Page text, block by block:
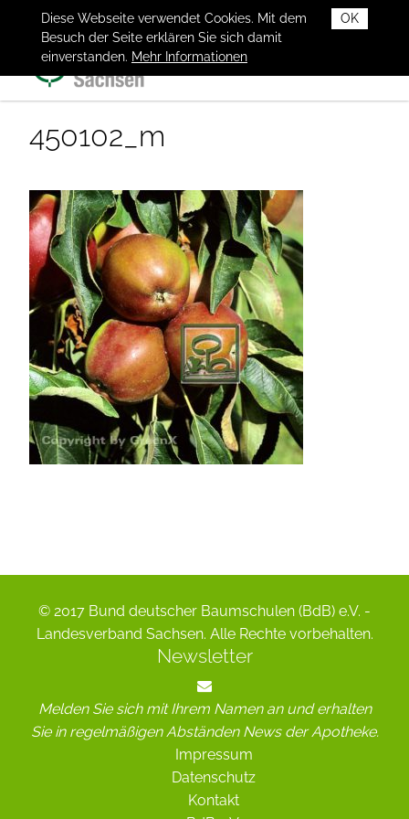
OK
Diese Webseite verwendet Cookies. Mit dem
Besuch der Seite erklären Sie sich damit
einverstanden. Mehr Informationen
450102_m
© 2017 Bund deutscher Baumschulen (BdB) e.V. -
Landesverband Sachsen. Alle Rechte vorbehalten.
Newsletter
Melden Sie sich mit Ihrem Namen an und erhalten
Sie in regelmäßigen Abständen News der Apotheke.
Impressum
Datenschutz
Kontakt